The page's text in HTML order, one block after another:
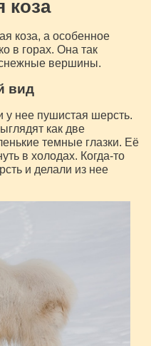
коза
коза, а особенное
в горах. Она так
снежные вершины.
вид
у нее пушистая шерсть.
как две
темные глазки. Её
в холодах. Когда-то
и делали из нее